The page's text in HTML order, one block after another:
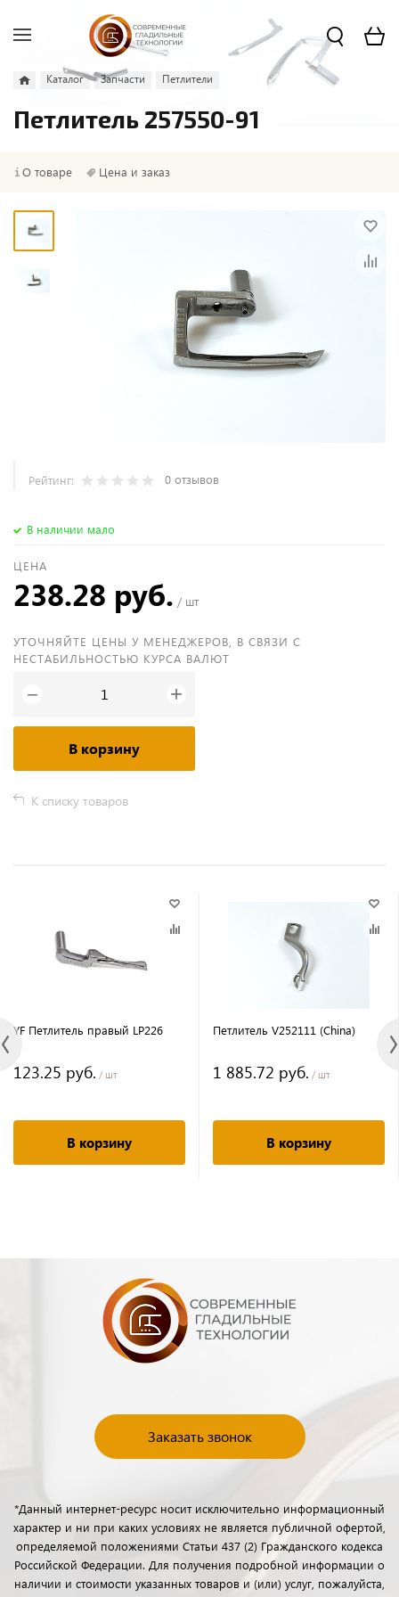
Каталог Запчасти Петлители
Петлитель 257550-91
О товаре Цена и заказ
Рейтинг: 0 отзывов
В наличии мало
ЦЕНА
238.28 руб. / шт
УТОЧНЯЙТЕ ЦЕНЫ У МЕНЕДЖЕРОВ, В СВЯЗИ С
НЕСТАБИЛЬНОСТЬЮ КУРСА ВАЛЮТ
− +
В корзину
К списку товаров
YF Петлитель правый LP226
123.25 руб. / шт
В корзину
Петлитель V252111 (China)
1 885.72 руб. / шт
В корзину
Заказать звонок
*Данный интернет-ресурс носит исключительно информационный
характер и ни при каких условиях не является публичной офертой,
определяемой положениями Статьи 437 (2) Гражданского кодекса
Российской Федерации. Для получения подробной информации о
наличии и стоимости указанных товаров и (или) услуг, пожалуйста,